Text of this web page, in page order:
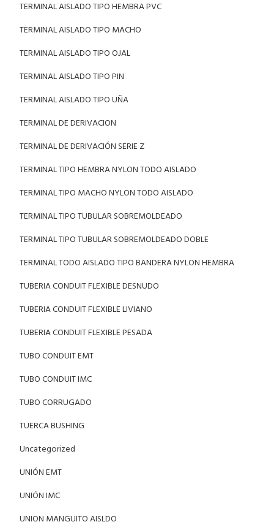
TERMINAL AISLADO TIPO HEMBRA PVC
TERMINAL AISLADO TIPO MACHO
TERMINAL AISLADO TIPO OJAL
TERMINAL AISLADO TIPO PIN
TERMINAL AISLADO TIPO UÑA
TERMINAL DE DERIVACION
TERMINAL DE DERIVACIÓN SERIE Z
TERMINAL TIPO HEMBRA NYLON TODO AISLADO
TERMINAL TIPO MACHO NYLON TODO AISLADO
TERMINAL TIPO TUBULAR SOBREMOLDEADO
TERMINAL TIPO TUBULAR SOBREMOLDEADO DOBLE
TERMINAL TODO AISLADO TIPO BANDERA NYLON HEMBRA
TUBERIA CONDUIT FLEXIBLE DESNUDO
TUBERIA CONDUIT FLEXIBLE LIVIANO
TUBERIA CONDUIT FLEXIBLE PESADA
TUBO CONDUIT EMT
TUBO CONDUIT IMC
TUBO CORRUGADO
TUERCA BUSHING
Uncategorized
UNIÓN EMT
UNIÓN IMC
UNION MANGUITO AISLDO